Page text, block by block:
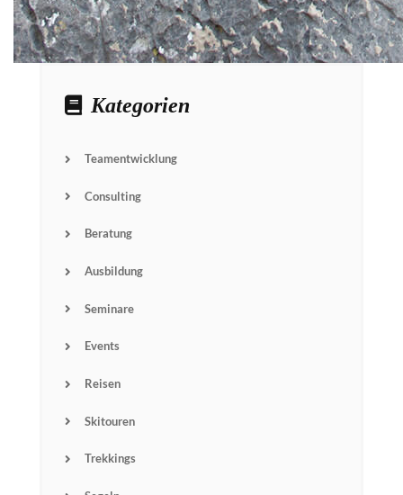
Kategorien
Teamentwicklung
Consulting
Beratung
Ausbildung
Seminare
Events
Reisen
Skitouren
Trekkings